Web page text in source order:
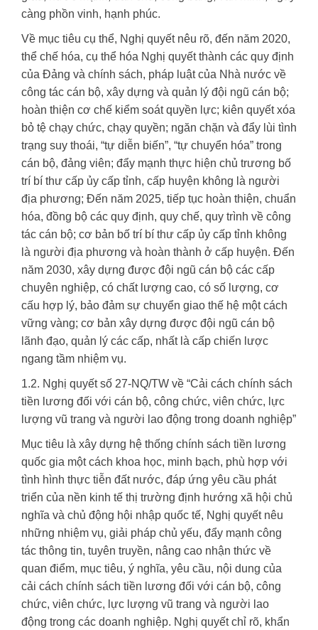
càng phồn vinh, hạnh phúc.
Về mục tiêu cụ thể, Nghị quyết nêu rõ, đến năm 2020,
thể chế hóa, cụ thể hóa Nghị quyết thành các quy định
của Đảng và chính sách, pháp luật của Nhà nước về
công tác cán bộ, xây dựng và quản lý đội ngũ cán bộ;
hoàn thiện cơ chế kiểm soát quyền lực; kiên quyết xóa
bỏ tệ chạy chức, chạy quyền; ngăn chặn và đẩy lùi tình
trạng suy thoái, “tự diễn biến”, “tự chuyển hóa” trong
cán bộ, đảng viên; đẩy mạnh thực hiện chủ trương bố
trí bí thư cấp ủy cấp tỉnh, cấp huyện không là người
địa phương; Đến năm 2025, tiếp tục hoàn thiện, chuẩn
hóa, đồng bộ các quy định, quy chế, quy trình về công
tác cán bộ; cơ bản bố trí bí thư cấp ủy cấp tỉnh không
là người địa phương và hoàn thành ở cấp huyện. Đến
năm 2030, xây dựng được đội ngũ cán bộ các cấp
chuyên nghiệp, có chất lượng cao, có số lượng, cơ
cấu hợp lý, bảo đảm sự chuyển giao thế hệ một cách
vững vàng; cơ bản xây dựng được đội ngũ cán bộ
lãnh đạo, quản lý các cấp, nhất là cấp chiến lược
ngang tầm nhiệm vụ.
1.2. Nghị quyết số 27-NQ/TW về “Cải cách chính sách
tiền lương đối với cán bộ, công chức, viên chức, lực
lượng vũ trang và người lao động trong doanh nghiệp”
Mục tiêu là xây dựng hệ thống chính sách tiền lương
quốc gia một cách khoa học, minh bạch, phù hợp với
tình hình thực tiễn đất nước, đáp ứng yêu cầu phát
triển của nền kinh tế thị trường định hướng xã hội chủ
nghĩa và chủ động hội nhập quốc tế, Nghị quyết nêu
những nhiệm vụ, giải pháp chủ yếu, đẩy mạnh công
tác thông tin, tuyên truyền, nâng cao nhận thức về
quan điểm, mục tiêu, ý nghĩa, yêu cầu, nội dung của
cải cách chính sách tiền lương đối với cán bộ, công
chức, viên chức, lực lượng vũ trang và người lao
động trong các doanh nghiệp. Nghị quyết chỉ rõ, khẩn